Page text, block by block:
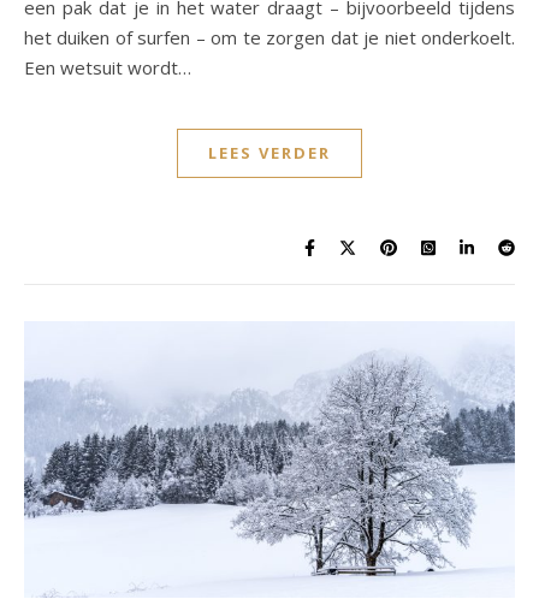
een pak dat je in het water draagt – bijvoorbeeld tijdens
het duiken of surfen – om te zorgen dat je niet onderkoelt.
Een wetsuit wordt…
LEES VERDER